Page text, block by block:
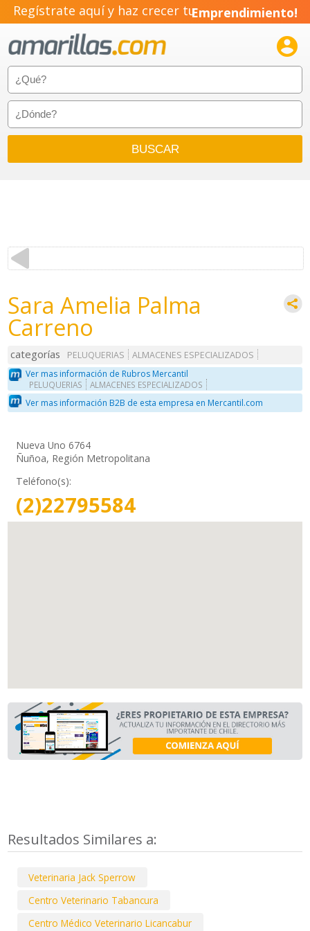
Regístrate aquí y haz crecer tuEmprendimiento!

Sara Amelia Palma
Carreno
categorías PELUQUERIAS
ALMACENES ESPECIALIZADOS
Ver mas información de Rubros Mercantil
PELUQUERIAS ALMACENES ESPECIALIZADOS
Ver mas información B2B de esta empresa en Mercantil.com
Nueva Uno 6764
Ñuñoa, Región Metropolitana
Teléfono(s):
(2)22795584
Resultados Similares a:
Veterinaria Jack Sperrow
Centro Veterinario Tabancura
Centro Médico Veterinario Licancabur